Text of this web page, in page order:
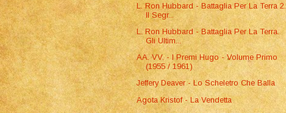
L. Ron Hubbard - Battaglia Per La Terra 2.
Il Segr...
L. Ron Hubbard - Battaglia Per La Terra.
Gli Ultim...
AA. VV. - I Premi Hugo - Volume Primo
(1955 / 1961)
Jeffery Deaver - Lo Scheletro Che Balla
Agota Kristof - La Vendetta